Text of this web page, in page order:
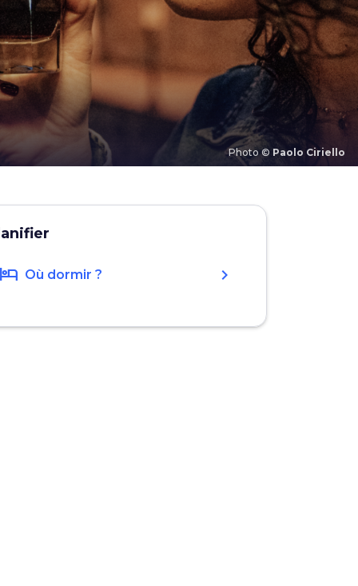
Photo © Paolo Ciriello
hotel Où dormir ? chevron_right